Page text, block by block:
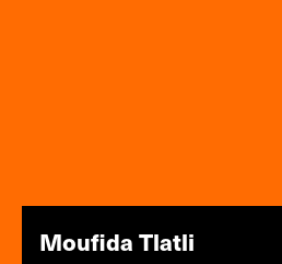
Moufida Tlatli